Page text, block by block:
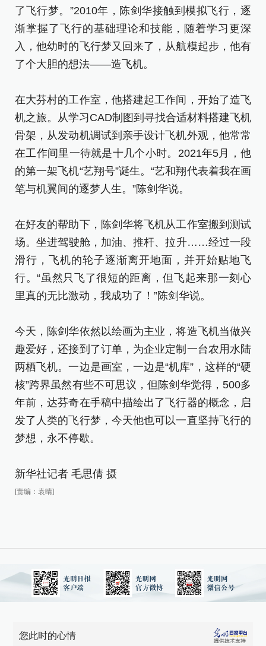
了飞行梦。”2010年，陈剑华接触到模拟飞行，逐
渐掌握了飞行的基础理论和技能，随着学习更深
入，他幼时的飞行梦又回来了，从航模起步，他有
了个大胆的想法——造飞机。
在大芬村的工作室，他搭建起工作间，开始了造飞
机之旅。从学习CAD制图到寻找合适材料搭建飞机
骨架，从发动机调试到亲手设计飞机外观，他常常
在工作间里一待就是十几个小时。2021年5月，他
的第一架飞机“艺翔号”诞生。“艺和翔代表着我在画
笔与机翼间的逐梦人生。”陈剑华说。
在好友的帮助下，陈剑华将飞机从工作室搬到测试
场。坐进驾驶舱，加油、推杆、拉升……经过一段
滑行，飞机的轮子逐渐离开地面，并开始贴地飞
行。“虽然只飞了很短的距离，但飞起来那一刻心
里真的无比激动，我成功了！”陈剑华说。
今天，陈剑华依然以绘画为主业，将造飞机当做兴
趣爱好，还接到了订单，为企业定制一台农用水陆
两栖飞机。一边是画室，一边是“机库”，这样的“硬
核”跨界虽然有些不可思议，但陈剑华觉得，500多
年前，达芬奇在手稿中描绘出了飞行器的概念，启
发了人类的飞行梦，今天他也可以一直坚持飞行的
梦想，永不停歇。
新华社记者 毛思倩 摄
[责编：袁晴]
您此时的心情